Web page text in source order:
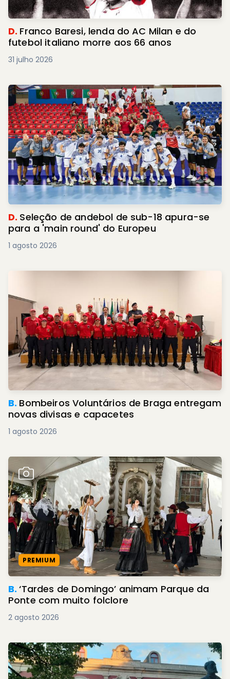
D. Franco Baresi, lenda do AC Milan e do
futebol italiano morre aos 66 anos
31 julho 2026
D. Seleção de andebol de sub-18 apura-se
para a 'main round' do Europeu
1 agosto 2026
B. Bombeiros Voluntários de Braga entregam
novas divisas e capacetes
1 agosto 2026
PREMIUM
B.‘Tardes de Domingo’ animam Parque da
Ponte com muito folclore
2 agosto 2026